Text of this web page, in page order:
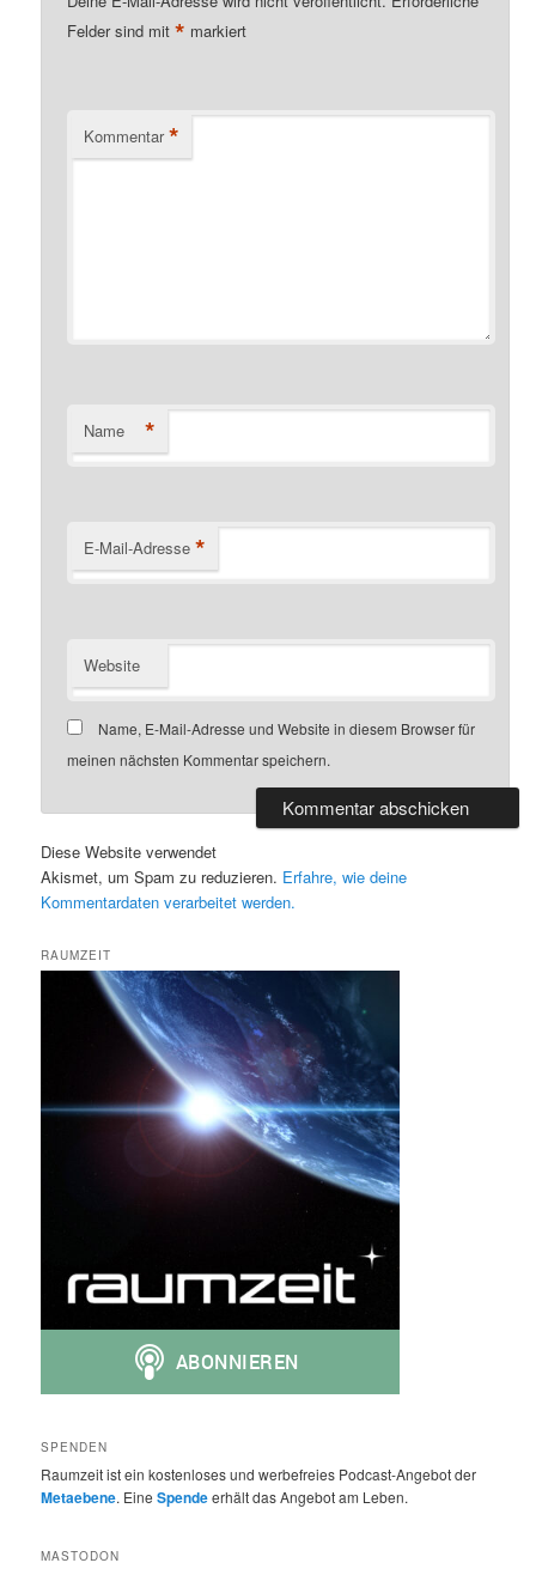
Felder sind mit* markiert
Kommentar *
Name *
E-Mail-Adresse *
Website
Name, E-Mail-Adresse und Website in diesem Browser für
meinen nächsten Kommentar speichern.
Diese Website verwendet
Akismet, um Spam zu reduzieren. Erfahre, wie deine
Kommentardaten verarbeitet werden.
RAUMZEIT
SPENDEN
Raumzeit ist ein kostenloses und werbefreies Podcast-Angebot der
Metaebene. EineSpendeerhält das Angebot am Leben.
MASTODON